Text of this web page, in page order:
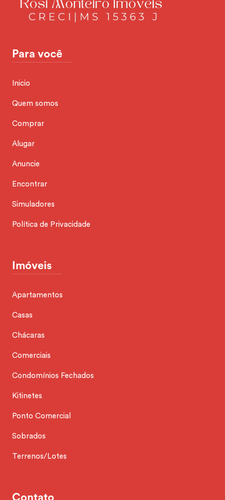
Para você
Inicio
Quem somos
Comprar
Alugar
Anuncie
Encontrar
Simuladores
Política de Privacidade
Imóveis
Apartamentos
Casas
Chácaras
Comerciais
Condomínios Fechados
Kitinetes
Ponto Comercial
Sobrados
Terrenos/Lotes
Contato